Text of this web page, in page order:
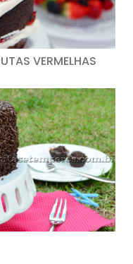
VERMELHAS